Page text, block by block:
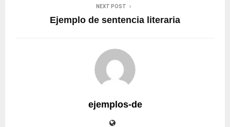
NEXT POST
Ejemplo de sentencia literaria
ejemplos-de